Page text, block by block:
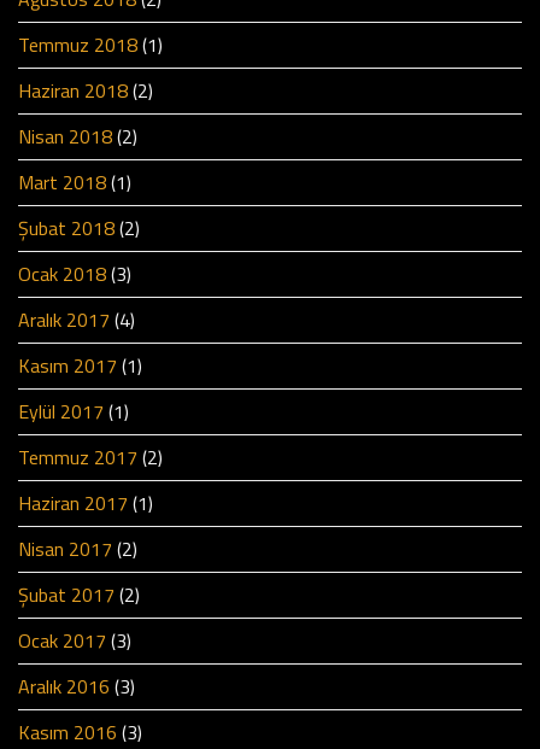
Temmuz 2018(1)
Haziran 2018(2)
Nisan 2018(2)
Mart 2018(1)
Şubat 2018(2)
Ocak 2018(3)
Aralık 2017 (4)
Kasım 2017 (1)
Eylül 2017 (1)
Temmuz 2017 (2)
Haziran 2017 (1)
Nisan 2017 (2)
Şubat 2017 (2)
Ocak 2017 (3)
Aralık 2016 (3)
Kasım 2016 (3)